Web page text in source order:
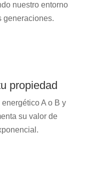
nuestro entorno
generaciones.
propiedad
A o B y
su valor de